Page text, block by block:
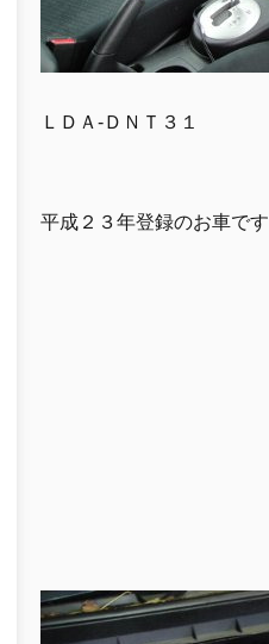
ＬＤＡ-ＤＮＴ３１
平成２３年登録のお車です